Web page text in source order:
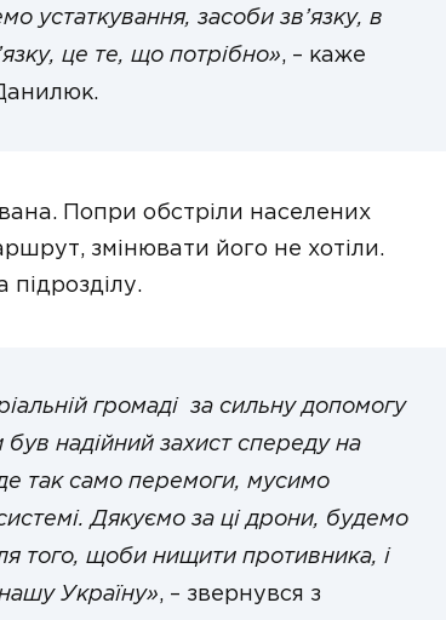
устаткування, засоби зв’язку, в
це те, що потрібно», – каже
Попри обстріли населених
змінювати його не хотіли.
підрозділу.
громаді за сильну допомогу
надійний захист спереду на
так само перемоги, мусимо
Дякуємо за ці дрони, будемо
того, щоби нищити противника, і
Україну», – звернувся з